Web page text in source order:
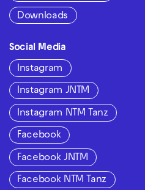
Downloads
Social Media
Instagram
Instagram JNTM
Instagram NTM Tanz
Facebook
Facebook JNTM
Facebook NTM Tanz